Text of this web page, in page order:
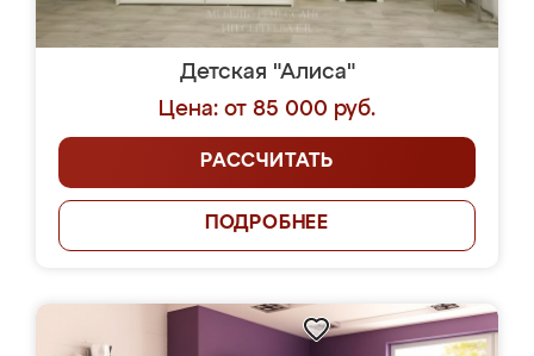
Детская "Алиса"
Цена: от 85 000 руб.
РАССЧИТАТЬ
ПОДРОБНЕЕ